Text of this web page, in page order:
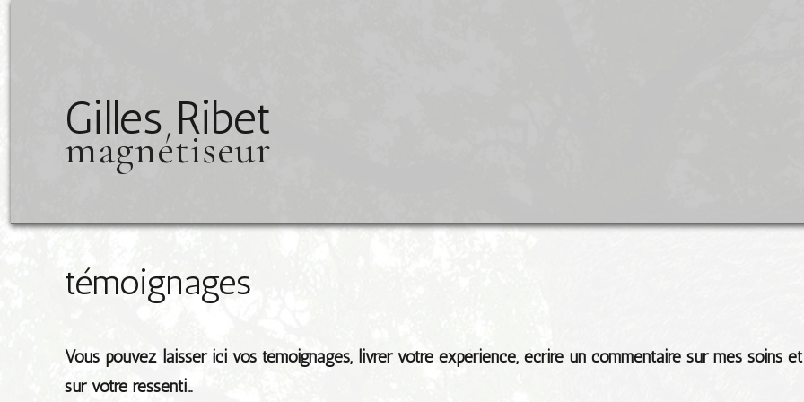
Gilles Ribet
magnétiseur
témoignages
Vous pouvez laisser ici vos témoignages, livrer votre expérience, écrire un commentaire sur mes soins et
sur votre ressenti…